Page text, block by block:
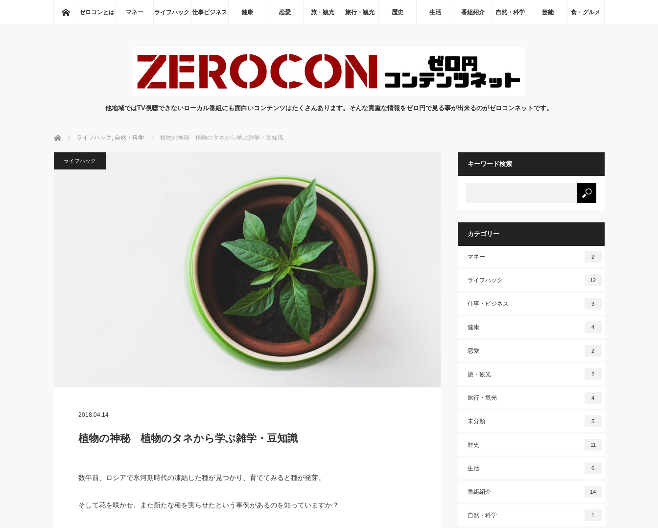
ホーム
ゼロコンとは マネー ライフハック 仕事ビジネス 健康 恋愛 旅・観光 旅行・観光 歴史 生活 番組紹介 自然・科学 芸能 食・グルメ
他地域ではTV視聴できないローカル番組にも面白いコンテンツはたくさんあります。そんな貴重な情報をゼロ円で見る事が出来るのがゼロコンネットです。
ホーム ライフハック , 自然・科学 植物の神秘 植物のタネから学ぶ雑学・豆知識
ライフハック
2018.04.14
植物の神秘 植物のタネから学ぶ雑学・豆知識
数年前、ロシアで氷河期時代の凍結した種が見つかり、育ててみると種が発芽。
そして花を咲かせ、また新たな種を実らせたという事例があるのを知っていますか？
キーワード検索
カテゴリー
マネー 2
ライフハック 12
仕事・ビジネス 3
健康 4
恋愛 2
旅・観光 2
旅行・観光 4
未分類 5
歴史 11
生活 6
番組紹介 14
自然・科学 1